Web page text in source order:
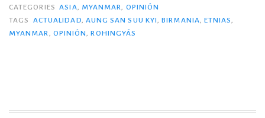
pasando
en
Myanmar?»
c
e
k
it
te
m
p
CATEGORIES ASIA MYANMAR
OPINIÓN
TAGS
ACTUALIDAD AUNG SAN SUU KYI ,BIRMANIA ,ETNIAS
MYANMAR
OPINIÓN ,ROHINGYÁS